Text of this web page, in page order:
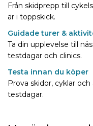
Från skidprepp till
är i toppskick.
Guidade turer &
Ta din upplevelse till
testdagar och clinics.
Testa innan du köper
Prova skidor, cyklar
testdagar.